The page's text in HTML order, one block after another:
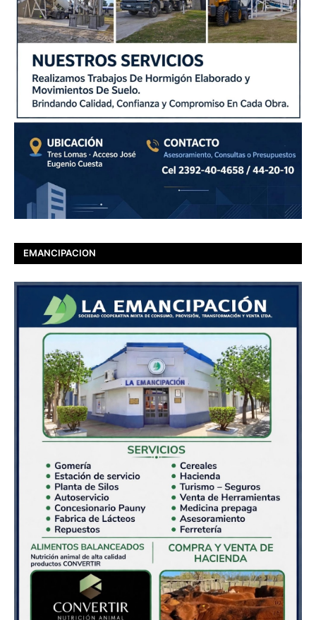
EMANCIPACION